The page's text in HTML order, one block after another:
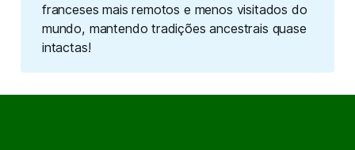
franceses mais remotos e menos visitados do
mundo, mantendo tradições ancestrais quase
intactas!